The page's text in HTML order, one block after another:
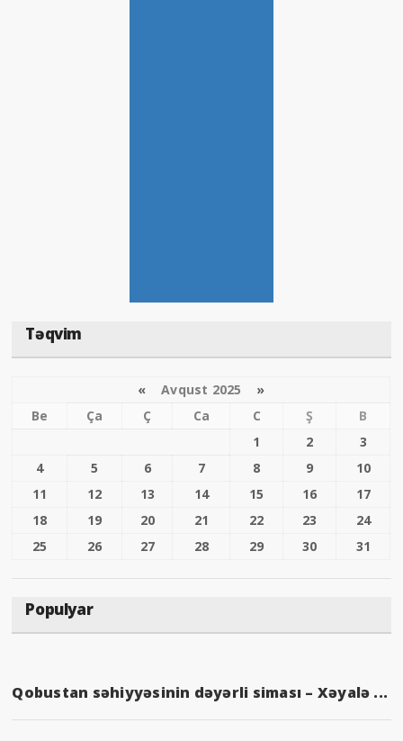
Təqvim
« Avqust 2025 »
Be
Ça Ç Ca C Ş
B
1
2
3
4
5 6 7 8 9
10
11
12 13 14 15 16
17
18
19 20 21 22 23
24
25
26 27 28 29 30 31
Populyar
Qobustan səhiyyəsinin dəyərli siması – Xəyalə ...